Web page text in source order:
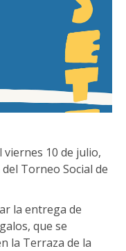
viernes 10 de julio,
Torneo Social de
la entrega de
que se
la Terraza de la